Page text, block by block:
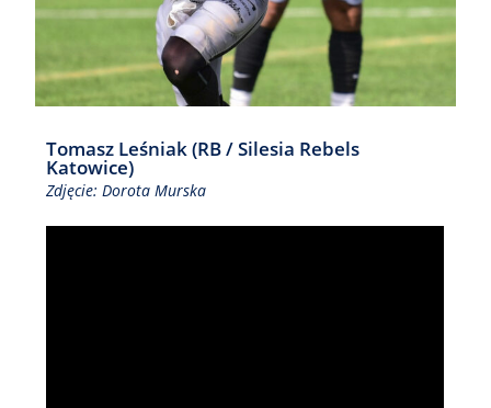
Tomasz Leśniak (RB / Silesia Rebels
Katowice)
Zdjęcie: Dorota Murska